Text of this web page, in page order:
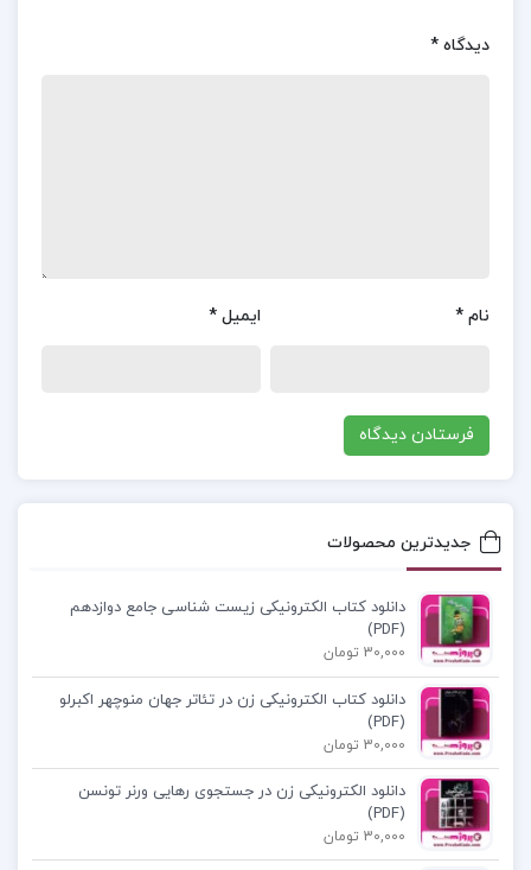
سارا جی. ماس :
ماس
سریر شیشه ای جلد ۶
سریر شیشه ای جلد ششم
دانلود سریر شیشه ای
سریر شیشه ای 6
کتاب سریر شیشه ای برج سپیده دم
دیدگاه *
نام * ایمیل *
جدیدترین محصولات
دانلود کتاب الکترونیکی زیست شناسی جامع دوازدهم
(PDF)
30,000 تومان
دانلود کتاب الکترونیکی زن در تئاتر جهان منوچهر اکبرلو
(PDF)
30,000 تومان
دانلود الکترونیکی زن در جستجوی رهایی ورنر تونسن
(PDF)
30,000 تومان